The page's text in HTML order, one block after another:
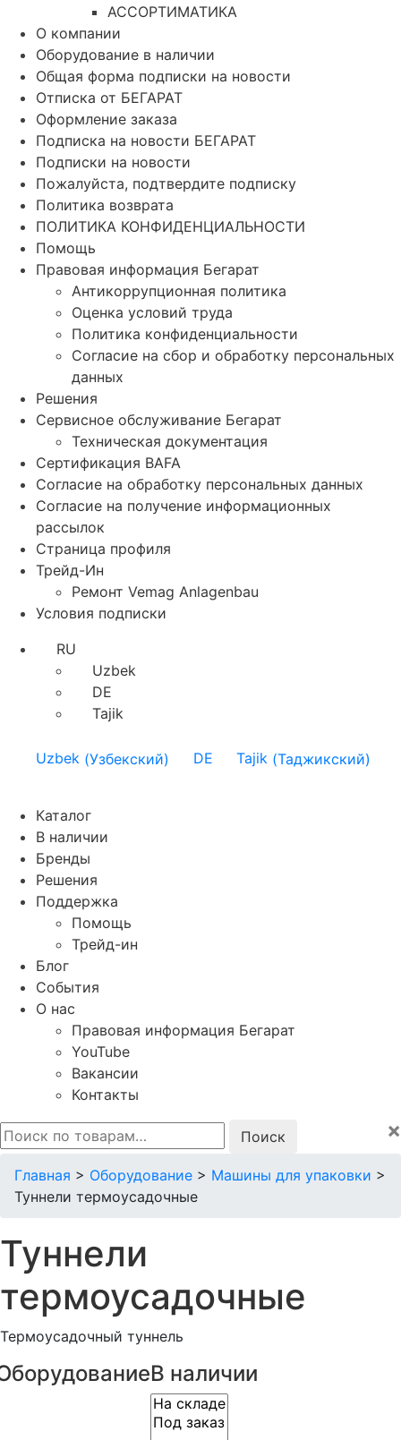
АССОРТИМАТИКА
О компании
Оборудование в наличии
Общая форма подписки на новости
Отписка от БЕГАРАТ
Оформление заказа
Подписка на новости БЕГАРАТ
Подписки на новости
Пожалуйста, подтвердите подписку
Политика возврата
ПОЛИТИКА КОНФИДЕНЦИАЛЬНОСТИ
Помощь
Правовая информация Бегарат
Антикоррупционная политика
Оценка условий труда
Политика конфиденциальности
Согласие на сбор и обработку персональных
данных
Решения
Сервисное обслуживание Бегарат
Техническая документация
Сертификация BAFA
Согласие на обработку персональных данных
Согласие на получение информационных
рассылок
Страница профиля
Трейд-Ин
Ремонт Vemag Anlagenbau
Условия подписки
RU
Uzbek
DE
Tajik
Uzbek (Узбекский) DE Tajik (Таджикский)
Каталог
В наличии
Бренды
Решения
Поддержка
Помощь
Трейд-ин
Блог
События
О нас
Правовая информация Бегарат
YouTube
Вакансии
Контакты
Искать:
×
Главная > Оборудование > Машины для упаковки >
Туннели термоусадочные
Туннели
термоусадочные
Термоусадочный туннель
В наличии